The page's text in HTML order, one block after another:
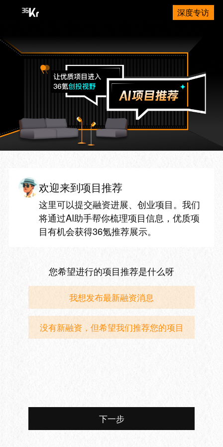
深度专访
欢迎来到项目推荐
这里可以提交融资进展、创业项目。我们
将通过AI助手帮你梳理项目信息，优质项
目有机会获得36氪推荐展示。
您希望进行的项目推荐是什么呀
我想发布最新融资消息
没有新融资，但希望我们推荐您的项目
下一步